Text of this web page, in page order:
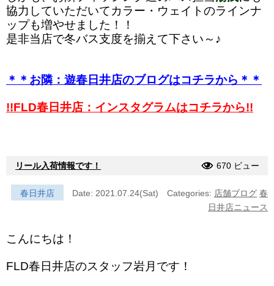
協力していただいてカラー・ウェイトのラインナ
ップも増やせました！！
是非当店で冬バス支度を揃えて下さい～♪
＊＊お隣：遊春日井店のブログはコチラから＊＊
!!FLD春日井店：インスタグラムはコチラから!!
リール入荷情報です！ 670 ビュー
春日井店 Date: 2021.07.24(Sat) Categories: 店舗ブログ 春
日井店ニュース
こんにちは！
FLD春日井店のスタッフ岩月です！